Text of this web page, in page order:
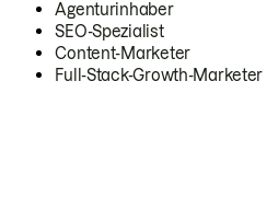
Agenturinhaber
SEO-Spezialist
Content-Marketer
Full-Stack-Growth-Marketer